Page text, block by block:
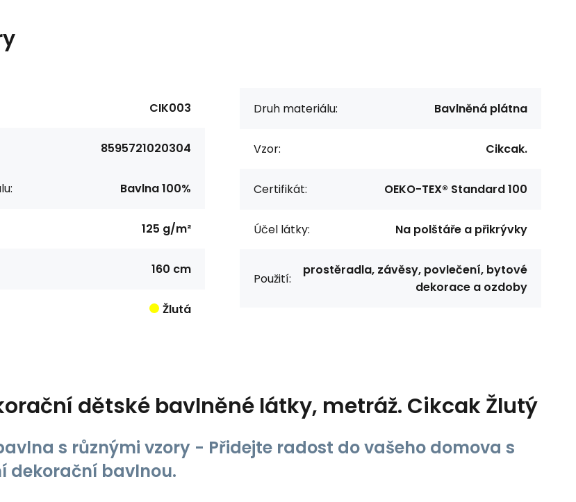
CIK003
8595721020304
Bavlna 100%
125 g/m²
160 cm
Žlutá
Druh materiálu: Bavlněná plátna
Vzor: Cikcak.
Certifikát: OEKO-TEX® Standard 100
Účel látky: Na polštáře a přikrývky
Použití:
prostěradla, závěsy, povlečení, bytové
dekorace a ozdoby
dětské bavlněné látky, metráž. Cikcak Žlutý
s různými vzory - Přidejte radost do vašeho domova s
dekorační bavlnou.